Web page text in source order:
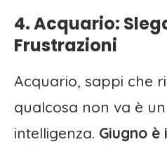
4. Acquario:
Frustrazioni
Acquario, sappi che
qualcosa non va è
intelligenza. Giugno